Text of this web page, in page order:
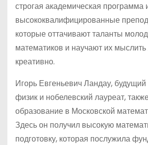
строгая академическая программа
высококвалифицированные
которые оттачивают таланты
математиков и научают их мыслить
креативно.
Игорь Евгеньевич Ландау,
физик и нобелевский лауреат,
образование в Московской
Здесь он получил высокую
подготовку, которая послужила